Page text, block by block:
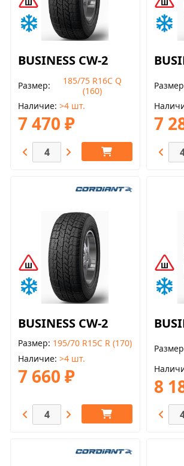
BUSINESS CW-2
Размер
185/75 R16С Q
(160)
Наличие >4 шт.
7 470 ₽
Размер
7
BUSINESS CW-2
Размер 195/70 R15C R (170)
Наличие >4 шт.
7 660 ₽
Размер
8